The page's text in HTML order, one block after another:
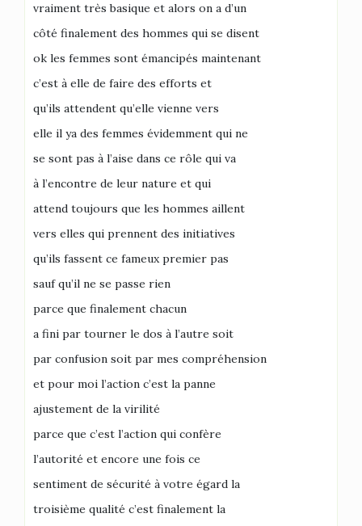
vraiment très basique et alors on a d’un
côté finalement des hommes qui se disent
ok les femmes sont émancipés maintenant
c’est à elle de faire des efforts et
qu’ils attendent qu’elle vienne vers
elle il ya des femmes évidemment qui ne
se sont pas à l’aise dans ce rôle qui va
à l’encontre de leur nature et qui
attend toujours que les hommes aillent
vers elles qui prennent des initiatives
qu’ils fassent ce fameux premier pas
sauf qu’il ne se passe rien
parce que finalement chacun
a fini par tourner le dos à l’autre soit
par confusion soit par mes compréhension
et pour moi l’action c’est la panne
ajustement de la virilité
parce que c’est l’action qui confère
l’autorité et encore une fois ce
sentiment de sécurité à votre égard la
troisième qualité c’est finalement la